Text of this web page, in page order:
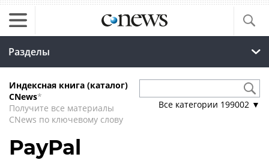
Разделы
Индексная книга (каталог)
CNews*
Получите все материалы
CNews по ключевому слову
Все категории 199002 ▼
PayPal